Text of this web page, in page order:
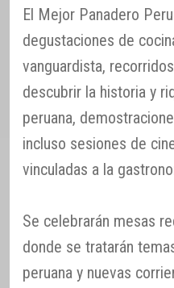
El Mejor Panadero
degustaciones de
vanguardista,
descubrir la historia y
peruana,
incluso sesiones de
vinculadas a la
Se celebrarán mesas
donde se tratarán
peruana y nuevas